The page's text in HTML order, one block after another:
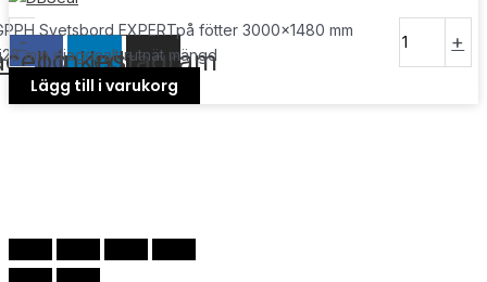
© Copyright 2026| Webb av Svensk Media Partner
Linkedin
Instagram
-
Svetsbord EXPERTpå fötter 3000x1480 mm
mm diagonalt rutnät mängd
+
Lägg till i varukorg